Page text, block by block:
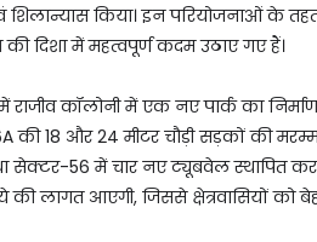
शिलान्यास किया। इन परियोजनाओं के
दिशा में महत्वपूर्ण कदम उठाए गए हैं।
राजीव कॉलोनी में एक नए पार्क का
की 18 और 24 मीटर चौड़ी सड़कों की
सेक्टर-56 में चार नए ट्यूबवेल स्थापित
लागत आएगी, जिससे क्षेत्रवासियों को